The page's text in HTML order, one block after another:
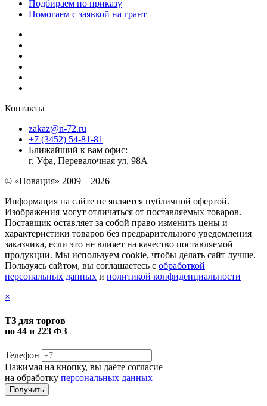
Подбираем по приказу
Помогаем с заявкой на грант
Контакты
zakaz@n-72.ru
+7 (3452) 54-81-81
Ближайший к вам офис:
г. Уфа, Перевалочная ул, 98А
© «Новация» 2009—2026
Информация на сайте не является публичной офертой.
Изображения могут отличаться от поставляемых товаров.
Поставщик оставляет за собой право изменить цены и
характеристики товаров без предварительного уведомления
заказчика, если это не влияет на качество поставляемой
продукции. Мы используем cookie, чтобы делать сайт лучше.
Пользуясь сайтом, вы соглашаетесь с обработкой
персональных данных и политикой конфиденциальности
×
ТЗ для торгов
по 44 и 223 ФЗ
Телефон
Нажимая на кнопку, вы даёте согласие
на обработку персональных данных